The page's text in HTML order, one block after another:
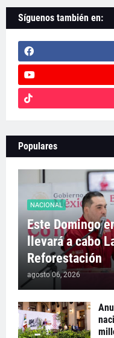
Síguenos también en:
Populares
NACIONAL
Este Domingo
llevará a cabo
Reforestación
agosto 06, 2026